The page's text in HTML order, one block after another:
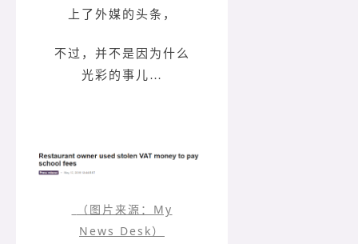
上了外媒的头条，
不过，并不是因为什么
光彩的事儿…
（图片来源：My
News Desk）